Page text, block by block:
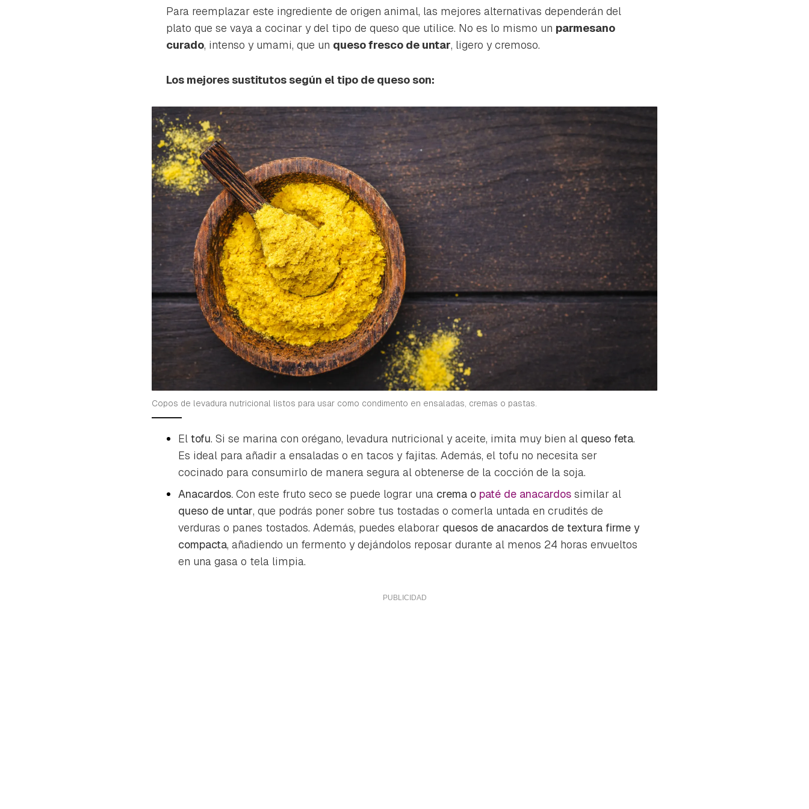
INICIAR SESIÓN CANCELAR
Para reemplazar este ingrediente de origen animal, las mejores alternativas dependerán del
plato que se vaya a cocinar y del tipo de queso que utilice. No es lo mismo un parmesano
curado, intenso y umami, que un queso fresco de untar, ligero y cremoso.
Los mejores sustitutos según el tipo de queso son:
Copos de levadura nutricional listos para usar como condimento en ensaladas, cremas o pastas.
El tofu. Si se marina con orégano, levadura nutricional y aceite, imita muy bien al queso feta.
Es ideal para añadir a ensaladas o en tacos y fajitas. Además, el tofu no necesita ser
cocinado para consumirlo de manera segura al obtenerse de la cocción de la soja.
Anacardos. Con este fruto seco se puede lograr una crema o paté de anacardos similar al
queso de untar, que podrás poner sobre tus tostadas o comerla untada en crudités de
verduras o panes tostados. Además, puedes elaborar quesos de anacardos de textura firme y
compacta, añadiendo un fermento y dejándolos reposar durante al menos 24 horas envueltos
en una gasa o tela limpia.
ACEPTAR